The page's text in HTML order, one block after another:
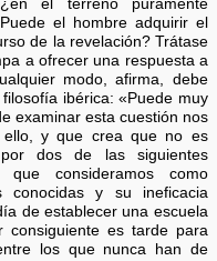
el terreno puramente
el hombre adquirir el
de la revelación? Trátase
a ofrecer una respuesta a
modo, afirma, debe
ibérica: «Puede muy
examinar esta cuestión nos
y que crea que no es
dos de las siguientes
consideramos como
conocidas y su ineficacia
de establecer una escuela
consiguiente es tarde para
los que nunca han de